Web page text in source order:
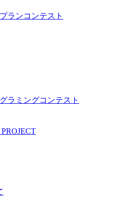
ランコンテスト
ラミングコンテスト